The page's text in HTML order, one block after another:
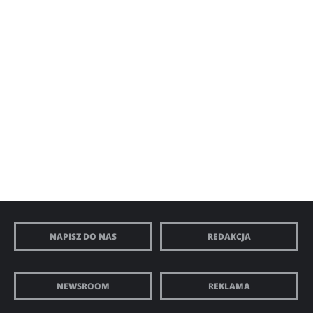
NAPISZ DO NAS REDAKCJA
NEWSROOM REKLAMA